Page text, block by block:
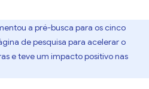
a pré-busca para os cinco
de pesquisa para acelerar o
e teve um impacto positivo nas